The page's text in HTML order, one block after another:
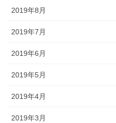
2019年8月
2019年7月
2019年6月
2019年5月
2019年4月
2019年3月